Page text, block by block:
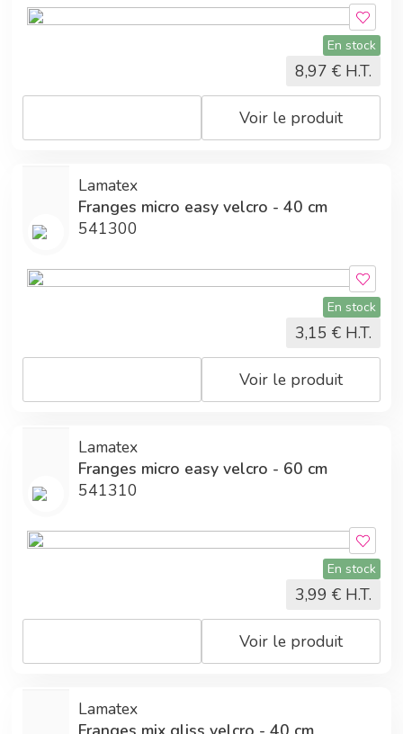
En stock
8,97 € H.T.
Voir le produit
Lamatex
Franges micro easy velcro - 40 cm
541300
En stock
3,15 € H.T.
Voir le produit
Lamatex
Franges micro easy velcro - 60 cm
541310
En stock
3,99 € H.T.
Voir le produit
Lamatex